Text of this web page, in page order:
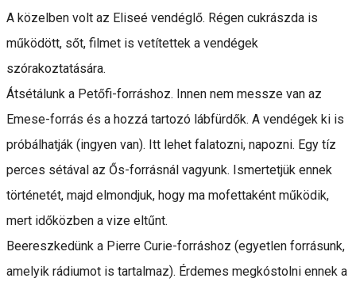
A közelben volt az Eliseé vendéglő. Régen cukrászda is
működött, sőt, filmet is vetítettek a vendégek
szórakoztatására.
Átsétálunk a Petőfi-forráshoz. Innen nem messze van az
Emese-forrás és a hozzá tartozó lábfürdők. A vendégek ki is
próbálhatják (ingyen van). Itt lehet falatozni, napozni. Egy tíz
perces sétával az Ős-forrásnál vagyunk. Ismertetjük ennek
történetét, majd elmondjuk, hogy ma mofettaként működik,
mert időközben a vize eltűnt.
Beereszkedünk a Pierre Curie-forráshoz (egyetlen forrásunk,
amelyik rádiumot is tartalmaz). Érdemes megkóstolni ennek a